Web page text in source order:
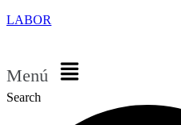
LABOR
Menú
Search